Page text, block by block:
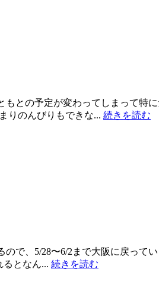
との予定が変わってしまって特
りのんびりもできな... 続きを読む
で、5/28〜6/2まで大阪に戻って
るとなん... 続きを読む